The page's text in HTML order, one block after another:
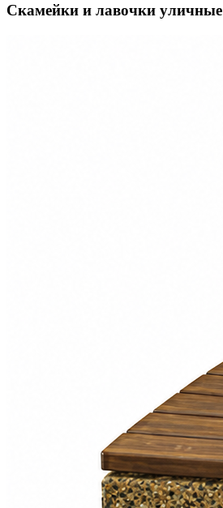
Скамейки и лавочки уличные